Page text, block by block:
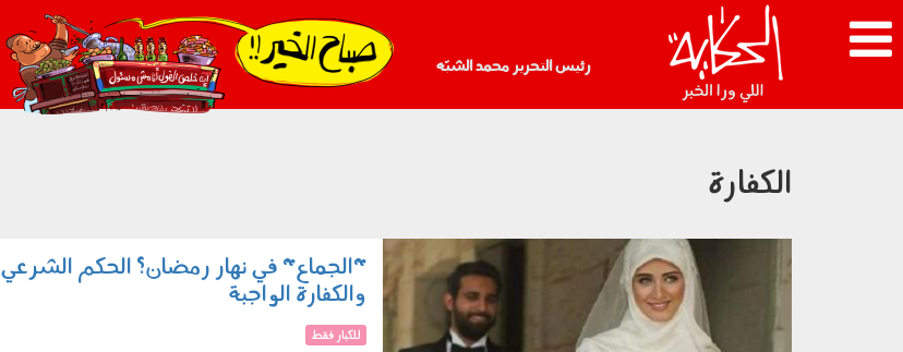
رئيس التحرير محمد الشبّه
021_2.png
الكفارة
2502_005.jpeg
"الجماع" في نهار رمضان؟ الحكم الشرعي
والكفارة الواجبة
للكبار فقط